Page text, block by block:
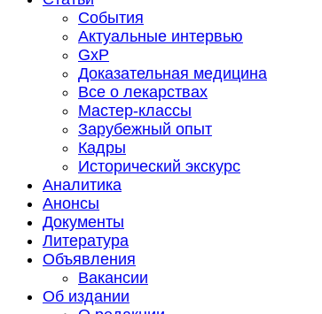
События
Актуальные интервью
GxP
Доказательная медицина
Все о лекарствах
Мастер-классы
Зарубежный опыт
Кадры
Исторический экскурс
Аналитика
Анонсы
Документы
Литература
Объявления
Вакансии
Об издании